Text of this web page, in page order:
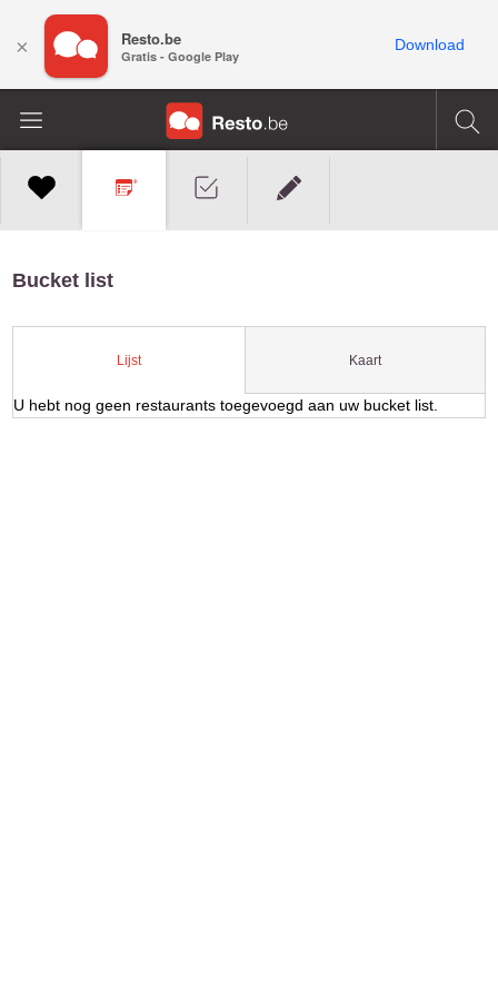
Bucket list
Lijst Kaart
U hebt nog geen restaurants toegevoegd aan uw bucket list.
× Resto.be
Gratis - Google Play
Download